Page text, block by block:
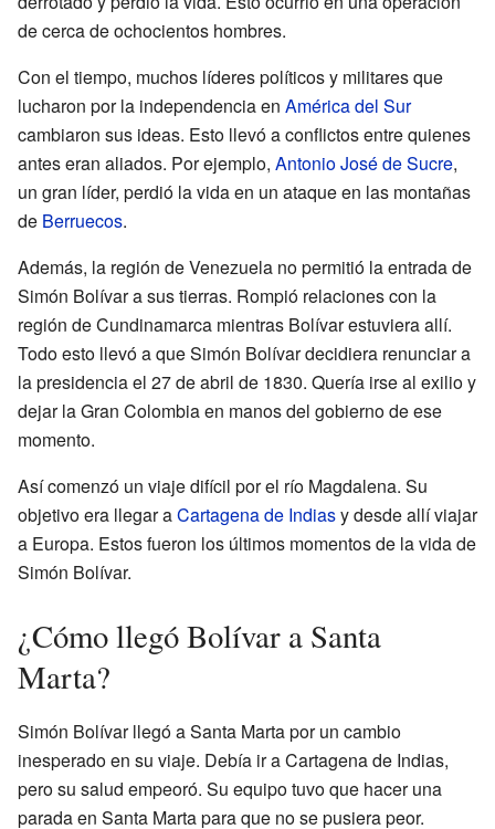
de cerca de ochocientos hombres.
Con el tiempo, muchos líderes políticos y militares que
lucharon por la independencia en América del Sur
cambiaron sus ideas. Esto llevó a conflictos entre quienes
antes eran aliados. Por ejemplo, Antonio José de Sucre,
un gran líder, perdió la vida en un ataque en las montañas
de Berruecos.
Además, la región de Venezuela no permitió la entrada de
Simón Bolívar a sus tierras. Rompió relaciones con la
región de Cundinamarca mientras Bolívar estuviera allí.
Todo esto llevó a que Simón Bolívar decidiera renunciar a
la presidencia el 27 de abril de 1830. Quería irse al exilio y
dejar la Gran Colombia en manos del gobierno de ese
momento.
Así comenzó un viaje difícil por el río Magdalena. Su
objetivo era llegar aCartagena de Indiasy desde allí viajar
a Europa. Estos fueron los últimos momentos de la vida de
Simón Bolívar.
¿Cómo llegó Bolívar a Santa
Marta?
Simón Bolívar llegó a Santa Marta por un cambio
inesperado en su viaje. Debía ir a Cartagena de Indias,
pero su salud empeoró. Su equipo tuvo que hacer una
parada en Santa Marta para que no se pusiera peor.